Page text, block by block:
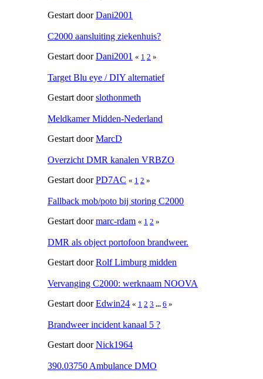
Gestart doorDani2001
C2000 aansluiting ziekenhuis?
Gestart doorDani2001 « 1 2 »
Target Blu eye / DIY alternatief
Gestart doorslothonmeth
Meldkamer Midden-Nederland
Gestart doorMarcD
Overzicht DMR kanalen VRBZO
Gestart doorPD7AC « 1 2 »
Fallback mob/poto bij storing C2000
Gestart doormarc-rdam « 1 2 »
DMR als object portofoon brandweer.
Gestart doorRolf Limburg midden
Vervanging C2000: werknaam NOOVA
Gestart doorEdwin24 « 1 2 3 ... 6 »
Brandweer incident kanaal 5 ?
Gestart doorNick1964
390.03750 Ambulance DMO